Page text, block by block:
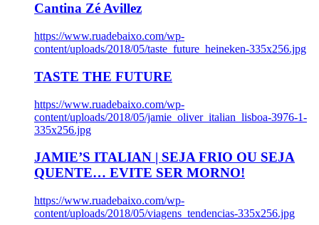
Cantina Zé Avillez
https://www.ruadebaixo.com/wp-
content/uploads/2018/05/taste_future_heineken-335x256.jpg
TASTE THE FUTURE
https://www.ruadebaixo.com/wp-
content/uploads/2018/05/jamie_oliver_italian_lisboa-3976-1-
335x256.jpg
JAMIE’S ITALIAN | SEJA FRIO OU SEJA
QUENTE… EVITE SER MORNO!
https://www.ruadebaixo.com/wp-
content/uploads/2018/05/viagens_tendencias-335x256.jpg